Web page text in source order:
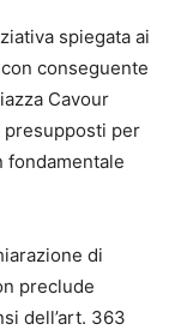
spiegata ai
conseguente
Cavour
presupposti per
fondamentale
di
preclude
dell’art. 363